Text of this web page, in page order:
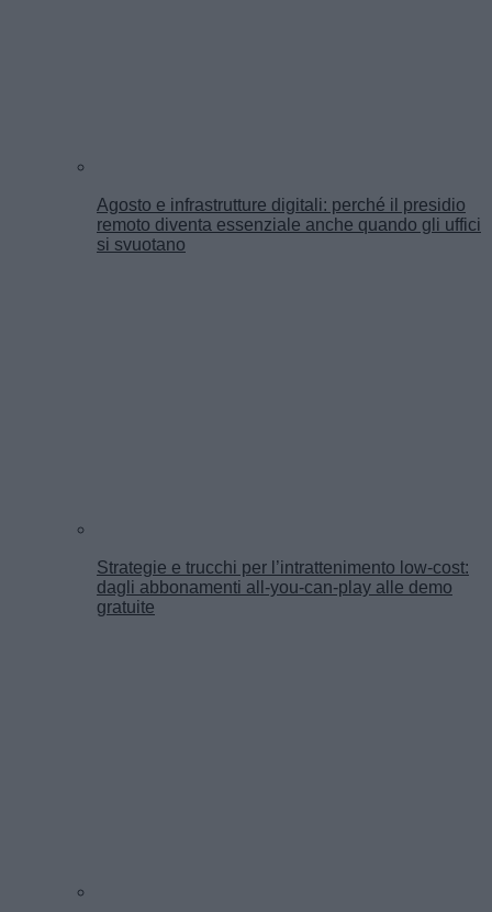
Agosto e infrastrutture digitali: perché il presidio
remoto diventa essenziale anche quando gli uffici
si svuotano
Strategie e trucchi per l’intrattenimento low-cost:
dagli abbonamenti all-you-can-play alle demo
gratuite